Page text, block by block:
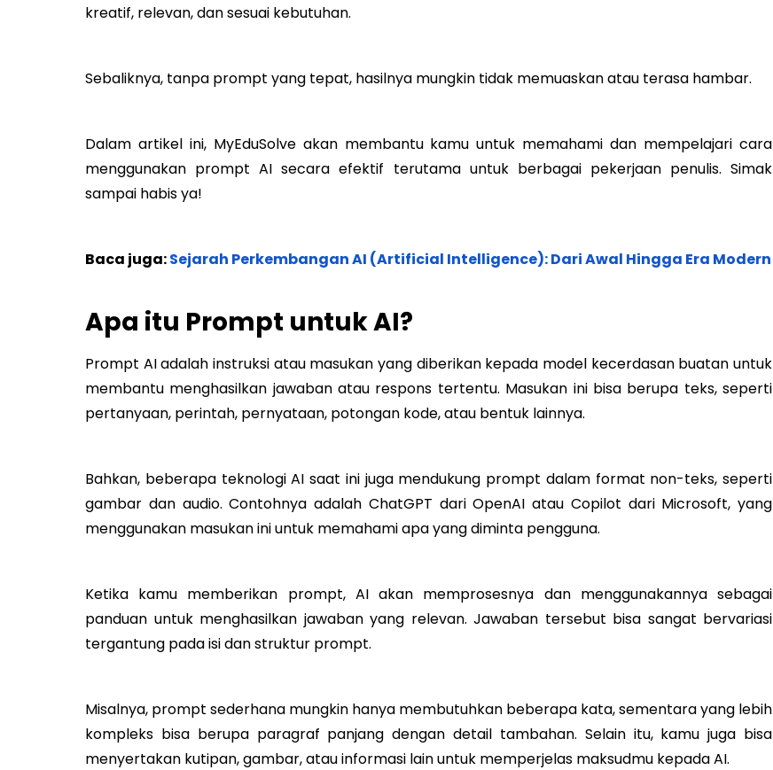
kreatif, relevan, dan sesuai kebutuhan.
Sebaliknya, tanpa prompt yang tepat, hasilnya mungkin tidak memuaskan atau terasa hambar.
Dalam artikel ini, MyEduSolve akan membantu kamu untuk memahami dan mempelajari cara
menggunakan prompt AI secara efektif terutama untuk berbagai pekerjaan penulis. Simak
sampai habis ya!
Baca juga:Sejarah Perkembangan AI (Artificial Intelligence): Dari Awal Hingga Era Modern
Apa itu Prompt untuk AI?
Prompt AI adalah instruksi atau masukan yang diberikan kepada model kecerdasan buatan untuk
membantu menghasilkan jawaban atau respons tertentu. Masukan ini bisa berupa teks, seperti
pertanyaan, perintah, pernyataan, potongan kode, atau bentuk lainnya.
Bahkan, beberapa teknologi AI saat ini juga mendukung prompt dalam format non-teks, seperti
gambar dan audio. Contohnya adalah ChatGPT dari OpenAI atau Copilot dari Microsoft, yang
menggunakan masukan ini untuk memahami apa yang diminta pengguna.
Ketika kamu memberikan prompt, AI akan memprosesnya dan menggunakannya sebagai
panduan untuk menghasilkan jawaban yang relevan. Jawaban tersebut bisa sangat bervariasi
tergantung pada isi dan struktur prompt.
Misalnya, prompt sederhana mungkin hanya membutuhkan beberapa kata, sementara yang lebih
kompleks bisa berupa paragraf panjang dengan detail tambahan. Selain itu, kamu juga bisa
menyertakan kutipan, gambar, atau informasi lain untuk memperjelas maksudmu kepada AI.